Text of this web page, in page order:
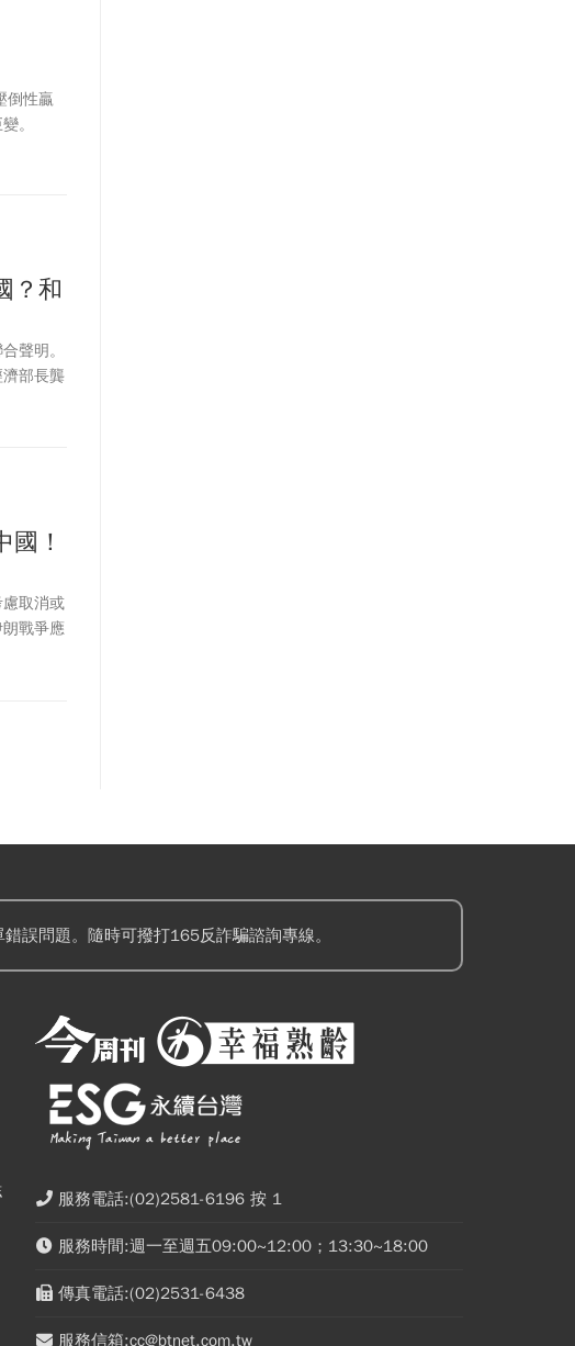
要幫自
卻擋
倒性贏
。
？和
聲明。
部長龔
！
取消或
戰爭應
外交系
國＋以
條線，
誤問題。隨時可撥打165反詐騙諮詢專線。
服務電話:(02)2581-6196 按 1
服務時間:週一至週五09:00~12:00；13:30~18:00
傳真電話:(02)2531-6438
服務信箱:cc@btnet.com.tw